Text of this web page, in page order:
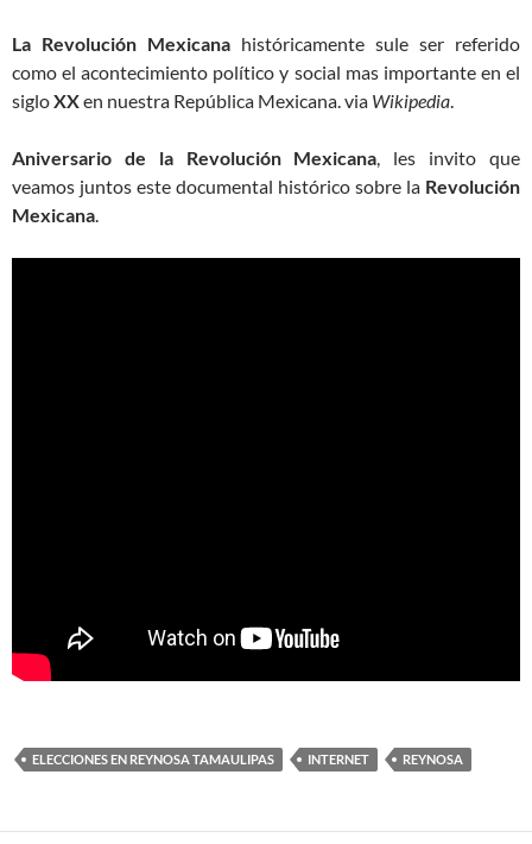
La Revolución Mexicana históricamente sule ser referido
como el acontecimiento político y social mas importante en el
sigloXXen nuestra República Mexicana. via Wikipedia.
Aniversario de la Revolución Mexicana, les invito que
veamos juntos este documental histórico sobre la Revolución
Mexicana.
ELECCIONES EN REYNOSA TAMAULIPAS INTERNET REYNOSA